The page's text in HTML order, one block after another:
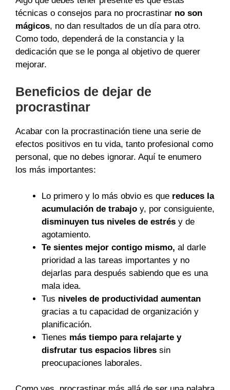
técnicas o consejos para no procrastinar no son
mágicos, no dan resultados de un día para otro.
Como todo, dependerá de la constancia y la
dedicación que se le ponga al objetivo de querer
mejorar.
Beneficios de dejar de
procrastinar
Acabar con la procrastinación tiene una serie de
efectos positivos en tu vida, tanto profesional como
personal, que no debes ignorar. Aquí te enumero
los más importantes:
Lo primero y lo más obvio es que reduces la
acumulación de trabajo y, por consiguiente,
disminuyen tus niveles de estrés y de
agotamiento.
Te sientes mejor contigo mismo, al darle
prioridad a las tareas importantes y no
dejarlas para después sabiendo que es una
mala idea.
Tus niveles de productividad aumentan
gracias a tu capacidad de organización y
planificación.
Tienes más tiempo para relajarte y
disfrutar tus espacios libres sin
preocupaciones laborales.